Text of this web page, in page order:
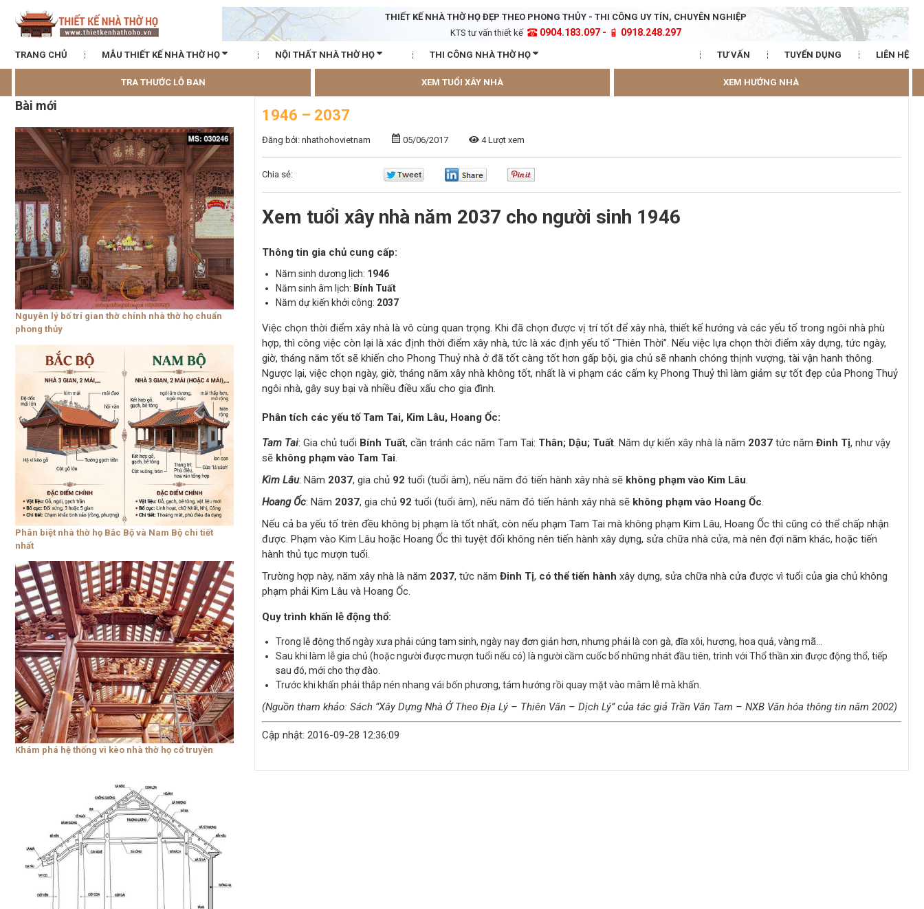
THIẾT KẾ NHÀ THỜ HỌ ĐẸP THEO PHONG THỦY - THI CÔNG UY TÍN, CHUYÊN NGHIỆP
KTS tư vấn thiết kế
0904.183.097 - 0918.248.297
TRANG CHỦ MẪU THIẾT KẾ NHÀ THỜ HỌ NỘI THẤT NHÀ THỜ HỌ THI CÔNG NHÀ THỜ HỌ TƯ VẤN TUYỂN DỤNG LIÊN HỆ
TRA THƯỚC LỖ BAN XEM TUỔI XÂY NHÀ XEM HƯỚNG NHÀ
1946 – 2037
Đăng bởi: nhathohovietnam 05/06/2017 4 Lượt xem
Chia sẻ:
Xem tuổi xây nhà năm 2037 cho người sinh 1946
Thông tin gia chủ cung cấp:
Năm sinh dương lịch: 1946
Năm sinh âm lịch: Bính Tuất
Năm dự kiến khởi công: 2037
Việc chọn thời điểm xây nhà là vô cùng quan trọng. Khi đã chọn được vị trí tốt để xây nhà, thiết kế hướng và các yếu tố trong ngôi nhà phù
hợp, thì công việc còn lại là xác định thời điểm xây nhà, tức là xác định yếu tố “Thiên Thời”. Nếu việc lựa chọn thời điểm xây dựng, tức ngày,
giờ, tháng năm tốt sẽ khiến cho Phong Thuỷ nhà ở đã tốt càng tốt hơn gấp bội, gia chủ sẽ nhanh chóng thịnh vượng, tài vận hanh thông.
Ngược lại, việc chọn ngày, giờ, tháng năm xây nhà không tốt, nhất là vi phạm các cấm kỵ Phong Thuỷ thì làm giảm sự tốt đẹp của Phong Thuỷ
ngôi nhà, gây suy bại và nhiều điều xấu cho gia đình.
Phân tích các yếu tố Tam Tai, Kim Lâu, Hoang Ốc:
Tam Tai: Gia chủ tuổi Bính Tuất, cần tránh các năm Tam Tai: Thân; Dậu; Tuất. Năm dự kiến xây nhà là năm 2037tức năm Đinh Tị, như vậy
sẽ không phạm vào Tam Tai.
Kim Lâu: Năm 2037, gia chủ 92 tuổi (tuổi âm), nếu năm đó tiến hành xây nhà sẽ không phạm vào Kim Lâu.
Hoang Ốc: Năm 2037, gia chủ 92 tuổi (tuổi âm), nếu năm đó tiến hành xây nhà sẽ không phạm vào Hoang Ốc.
Nếu cả ba yếu tố trên đều không bị phạm là tốt nhất, còn nếu phạm Tam Tai mà không phạm Kim Lâu, Hoang Ốc thì cũng có thể chấp nhận
được. Phạm vào Kim Lâu hoặc Hoang Ốc thì tuyệt đối không nên tiến hành xây dựng, sửa chữa nhà cửa, mà nên đợi năm khác, hoặc tiến
hành thủ tục mượn tuổi.
Trường hợp này, năm xây nhà là năm 2037, tức năm Đinh Tị, có thể tiến hành xây dựng, sửa chữa nhà cửa được vì tuổi của gia chủ không
phạm phải Kim Lâu và Hoang Ốc.
Quy trình khấn lễ động thổ:
Trong lễ động thổ ngày xưa phải cúng tam sinh, ngày nay đơn giản hơn, nhưng phải là con gà, đĩa xôi, hương, hoa quả, vàng mã…
Sau khi làm lễ gia chủ (hoặc người được mượn tuổi nếu có) là người cầm cuốc bổ những nhát đầu tiên, trình với Thổ thần xin được động thổ, tiếp
sau đó, mới cho thợ đào.
Trước khi khấn phải thắp nén nhang vái bốn phương, tám hướng rồi quay mặt vào mâm lễ mà khấn.
(Nguồn tham khảo: Sách “Xây Dựng Nhà Ở Theo Địa Lý – Thiên Văn – Dịch Lý” của tác giả Trần Văn Tam – NXB Văn hóa thông tin năm 2002)
Cập nhật: 2016-09-28 12:36:09
Bài mới
Nguyên lý bố trí gian thờ chính nhà thờ họ chuẩn
phong thủy
Phân biệt nhà thờ họ Bắc Bộ và Nam Bộ chi tiết
nhất
Khám phá hệ thống vì kèo nhà thờ họ cổ truyền